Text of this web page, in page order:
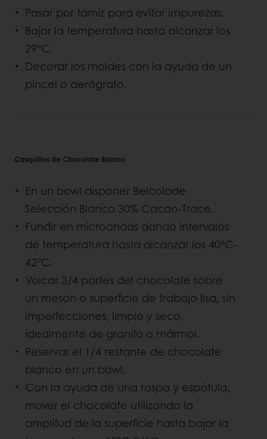
Pasar por tamiz para evitar impurezas.
Bajar la temperatura hasta alcanzar los
29ºC.
Decorar los moldes con la ayuda de un
pincel o aerógrafo.
Casquillos de Chocolate Blanco
En un bowl disponer Belcolade
Selección Blanco 30% Cacao-Trace.
Fundir en microondas dando intervalos
de temperatura hasta alcanzar los 40ºC-
42ºC.
Volcar 3/4 partes del chocolate sobre
un mesón o superficie de trabajo lisa, sin
imperfecciones, limpio y seco,
idealmente de granito o mármol.
Reservar el 1/4 restante de chocolate
blanco en un bowl.
Con la ayuda de una raspa y espátula,
mover el chocolate utilizando la
amplitud de la superficie hasta bajar la